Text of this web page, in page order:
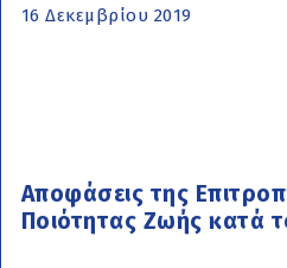
16 Δεκεμβρίου 2019
Αποφάσεις της
Ποιότητας Ζωής κατά